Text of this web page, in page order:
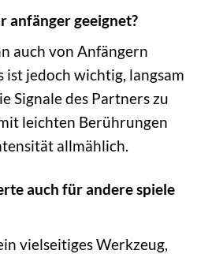
anfänger geeignet?
auch von Anfängern
ist jedoch wichtig, langsam
Signale des Partners zu
leichten Berührungen
allmählich.
auch für andere spiele
vielseitiges Werkzeug,